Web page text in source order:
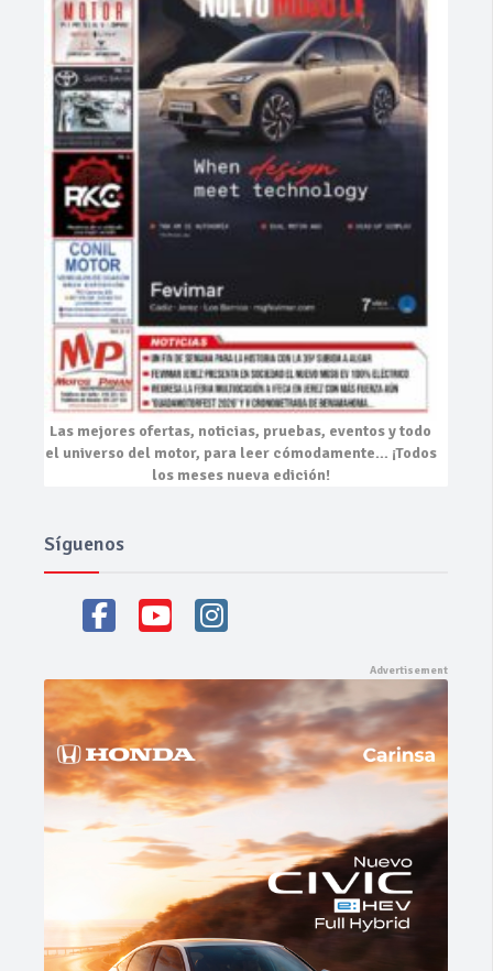
Las mejores ofertas, noticias, pruebas, eventosy todo
el universo del motor, para leer cómodamente… ¡Todos
los meses nueva edición!
Síguenos